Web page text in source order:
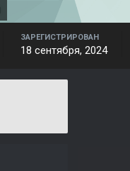
ЗАРЕГИСТРИРОВАН
18 сентября, 2024